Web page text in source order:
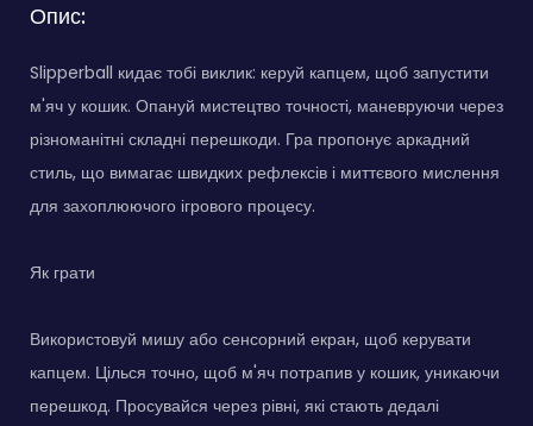
Опис:
Slipperball кидає тобі виклик: керуй капцем, щоб запустити
м'яч у кошик. Опануй мистецтво точності, маневруючи через
різноманітні складні перешкоди. Гра пропонує аркадний
стиль, що вимагає швидких рефлексів і миттєвого мислення
для захоплюючого ігрового процесу.
Як грати
Використовуй мишу або сенсорний екран, щоб керувати
капцем. Цілься точно, щоб м'яч потрапив у кошик, уникаючи
перешкод. Просувайся через рівні, які стають дедалі